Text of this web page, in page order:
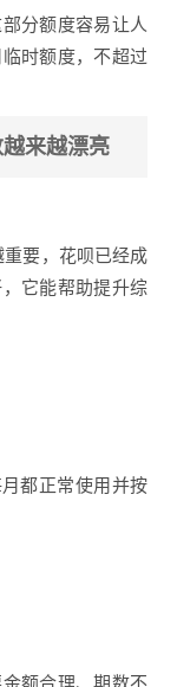
分额度容易让人
时额度，不超过
来越漂亮
要，花呗已经成
它能帮助提升综
都正常使用并按
额合理、期数不